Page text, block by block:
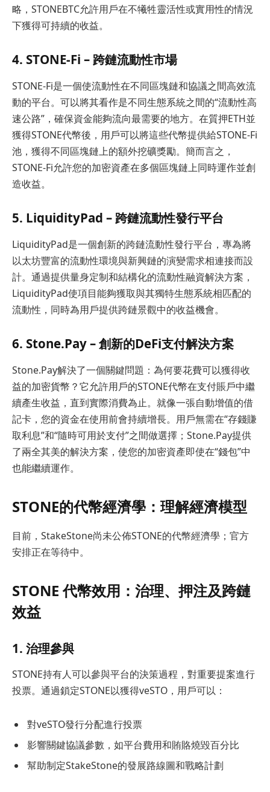
略，STONEBTC允許用戶在不犧牲靈活性或實用性的情況
下獲得可持續的收益。
4. STONE-Fi – 跨鏈流動性市場
STONE-Fi是一個使流動性在不同區塊鏈和協議之間高效流
動的平台。可以將其看作是不同生態系統之間的“流動性高
速公路”，確保資金能夠流向最需要的地方。在質押ETH並
獲得STONE代幣後，用戶可以將這些代幣提供給STONE-Fi
池，獲得不同區塊鏈上的額外挖礦獎勵。簡而言之，
STONE-Fi允許您的加密資產在多個區塊鏈上同時運作並創
造收益。
5. LiquidityPad – 跨鏈流動性發行平台
LiquidityPad是一個創新的跨鏈流動性發行平台，專為將
以太坊豐富的流動性環境與新興鏈的演變需求相連接而設
計。通過提供量身定制和結構化的流動性融資解決方案，
LiquidityPad使項目能夠獲取與其獨特生態系統相匹配的
流動性，同時為用戶提供跨鏈景觀中的收益機會。
6. Stone.Pay – 創新的DeFi支付解決方案
Stone.Pay解決了一個關鍵問題：為何要花費可以獲得收
益的加密貨幣？它允許用戶的STONE代幣在支付賬戶中繼
續產生收益，直到實際消費為止。就像一張自動增值的借
記卡，您的資金在使用前會持續增長。用戶無需在“存錢賺
取利息”和“隨時可用於支付”之間做選擇；Stone.Pay提供
了兩全其美的解決方案，使您的加密資產即使在“錢包”中
也能繼續運作。
STONE的代幣經濟學：理解經濟模型
目前，StakeStone尚未公佈STONE的代幣經濟學；官方
安排正在等待中。
STONE 代幣效用：治理、押注及跨鏈
效益
1. 治理參與
STONE持有人可以參與平台的決策過程，對重要提案進行
投票。通過鎖定STONE以獲得veSTO，用戶可以：
對veSTO發行分配進行投票
影響關鍵協議參數，如平台費用和賄賂燒毀百分比
幫助制定StakeStone的發展路線圖和戰略計劃